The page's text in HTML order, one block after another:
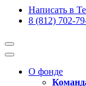
Написать в
8 (812) 702-
О фонде